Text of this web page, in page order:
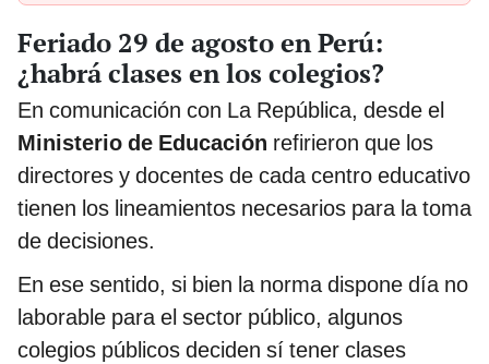
Feriado 29 de agosto en Perú:
¿habrá clases en los colegios?
En comunicación con La República, desde el
Ministerio de Educación refirieron que los
directores y docentes de cada centro educativo
tienen los lineamientos necesarios para la toma
de decisiones.
En ese sentido, si bien la norma dispone día no
laborable para el sector público, algunos
colegios públicos deciden sí tener clases